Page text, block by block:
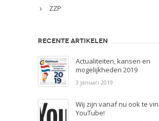
ZZP
RECENTE ARTIKELEN
Actualiteiten, kansen en
mogelijkheden 2019
3 januari 2019
Wij zijn vanaf nu ook te
YouTube!